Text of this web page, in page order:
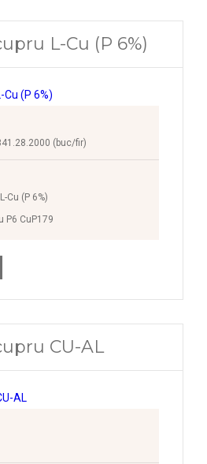
L-Cu (P 6%)
(buc/fir)
Cu (P 6%)
P6 CuP179
CU-AL